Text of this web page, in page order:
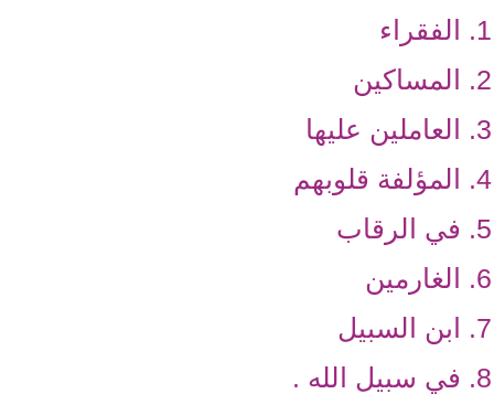
الفقراء
المساكين
العاملين عليها
المؤلفة قلوبهم
في الرقاب
الغارمين
ابن السبيل
في سبيل الله .